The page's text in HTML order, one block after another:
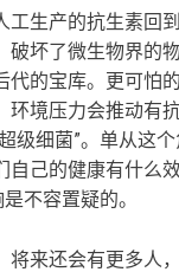
工生产的抗生素回
破坏了微生物界的
代的宝库。更可怕
环境压力会推动有
级细菌”。单从这
自己的健康有什么
不容置疑的。
将来还会有更多人